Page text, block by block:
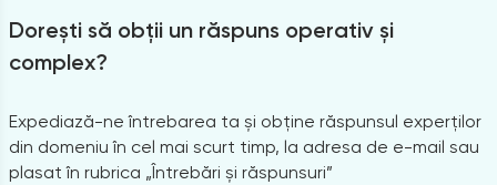
Dorești să obții un răspuns operativ și
complex?
Expediază-ne întrebarea ta și obține răspunsul experților
din domeniu în cel mai scurt timp, la adresa de e-mail sau
plasat în rubrica „Întrebări și răspunsuri”